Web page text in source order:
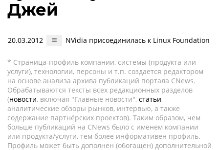
Джей
20.03.2012 NVidia присоединилась к Linux Foundation
* Страница-профиль компании, системы (продукта или
услуги), технологии, персоны и т.п. создается редактором
на основе анализа архива публикаций портала CNews.
Обрабатываются тексты всех редакционных разделов
(новости, включая "Главные новости", статьи,
аналитические обзоры рынков, интервью, а также
содержание партнёрских проектов). Таким образом, чем
больше публикаций на CNews было с именем компании
или продукта/услуги, тем более информативен профиль.
Профиль может быть дополнен (обогащен) дополнительной